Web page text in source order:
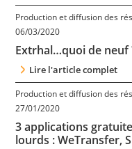
Qui sommes nous ?
Nous suivre
Production et diffusion des
06/03/2020
Extrhal…quoi de neuf
Lire l'article complet
Production et diffusion des
27/01/2020
3 applications
lourds : WeTransfer,